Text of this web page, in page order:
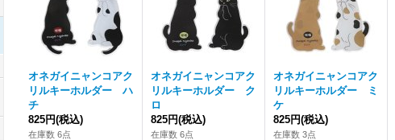
オネガイニャンコアク
リルキーホルダー ハ
チ
825円(税込)
在庫数 6点
オネガイニャンコアク
リルキーホルダー ク
ロ
825円(税込)
在庫数 6点
オネガイニャンコアク
リルキーホルダー ミ
ケ
825円(税込)
在庫数 3点